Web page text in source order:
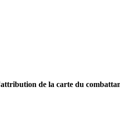
de la carte du